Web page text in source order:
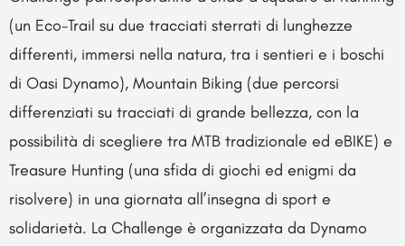
(un Eco-Trail su due tracciati sterrati di lunghezze
differenti, immersi nella natura, tra i sentieri e i boschi
di Oasi Dynamo), Mountain Biking (due percorsi
differenziati su tracciati di grande bellezza, con la
possibilità di scegliere tra MTB tradizionale ed eBIKE) e
Treasure Hunting (una sfida di giochi ed enigmi da
risolvere) in una giornata all’insegna di sport e
solidarietà. La Challenge è organizzata da Dynamo